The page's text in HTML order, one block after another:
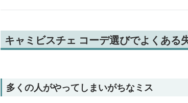
キャミビスチェ コーデ選びでよくある
多くの人がやってしまいがちなミス